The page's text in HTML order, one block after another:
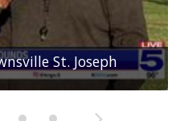
St. Joseph
Academy
Rattlers
wide receiver
Bearkats